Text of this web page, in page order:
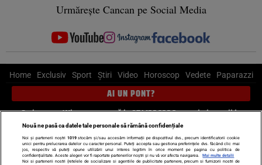
Urmărește Cancan pe Social Media
Home Exclusiv Sport Știri Video Horoscop Vedete Paparazzi
AI UN PONT?
Scrie-ne pe Whatsapp, sună la 0741226226 sau trimite mail la
pont@cancan.ro
Știri interne Știri externe Politică
Nouă ne pasă ca datele tale personale să rămână confidențiale
Noi și partenerii noștri 1019stocăm și/sau accesăm informații pe dispozitivul dvs., precum identificatorii cookie
unici pentru prelucrarea datelor cu caracter personal. Puteți accepta sau gestiona preferințele dvs. făcând clic mai
jos, respectiv vă puteți opune utilizării unui interes legitim în orice moment pe pagina cu politica de
confidențialitate. Aceste alegeri vor fi raportate partenerilor noștri și nu vă vor afecta navigarea.
Mai multe detalii
Noi si partenerii nostri (retelele de socializare si agentiile de publicitate partenere, precum si furnizorii nostri de